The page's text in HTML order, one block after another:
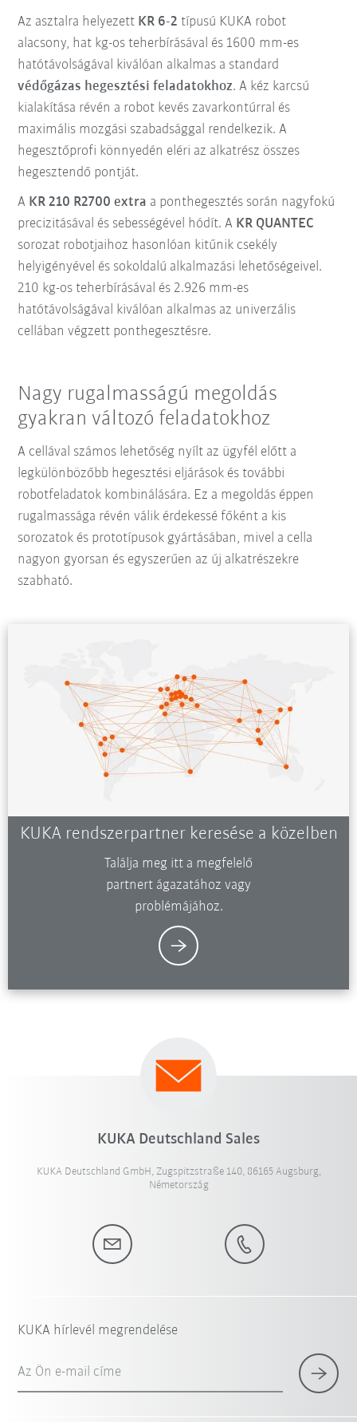
Az asztalra helyezett KR 6-2 típusú KUKA robot
alacsony, hat kg-os teherbírásával és 1600 mm-es
hatótávolságával kiválóan alkalmas a standard
védőgázas hegesztési feladatokhoz. A kéz karcsú
kialakítása révén a robot kevés zavarkontúrral és
maximális mozgási szabadsággal rendelkezik. A
hegesztőprofi könnyedén eléri az alkatrész összes
hegesztendő pontját.
A KR 210 R2700 extra a ponthegesztés során nagyfokú
precizitásával és sebességével hódít. A KR QUANTEC
sorozat robotjaihoz hasonlóan kitűnik csekély
helyigényével és sokoldalú alkalmazási lehetőségeivel.
210 kg-os teherbírásával és 2.926 mm-es
hatótávolságával kiválóan alkalmas az univerzális
cellában végzett ponthegesztésre.
Nagy rugalmasságú megoldás
gyakran változó feladatokhoz
A cellával számos lehetőség nyílt az ügyfél előtt a
legkülönbözőbb hegesztési eljárások és további
robotfeladatok kombinálására. Ez a megoldás éppen
rugalmassága révén válik érdekessé főként a kis
sorozatok és prototípusok gyártásában, mivel a cella
nagyon gyorsan és egyszerűen az új alkatrészekre
szabható.
KUKA rendszerpartner keresése a közelben
Találja meg itt a megfelelő
partnert ágazatához vagy
problémájához.
KUKA Deutschland Sales
KUKA Deutschland GmbH, Zugspitzstraße 140, 86165 Augsburg,
Németország
KUKA hírlevél megrendelése
Az Ön e-mail címe